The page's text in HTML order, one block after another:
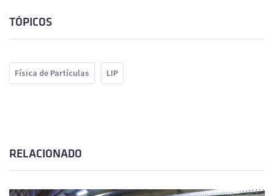
TÓPICOS
Física de Partículas LIP
RELACIONADO